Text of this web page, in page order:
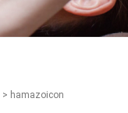
> hamazoicon